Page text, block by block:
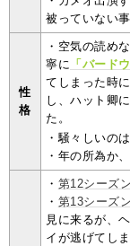
被っていない事
性
格
・空気の読め
寧に 「バード
てしまった時
し、ハット卿
た。
・騒々しいの
・年の所為か
・ 第12シーズ
・ 第13シーズ
見に来るが、
イが逃げてし